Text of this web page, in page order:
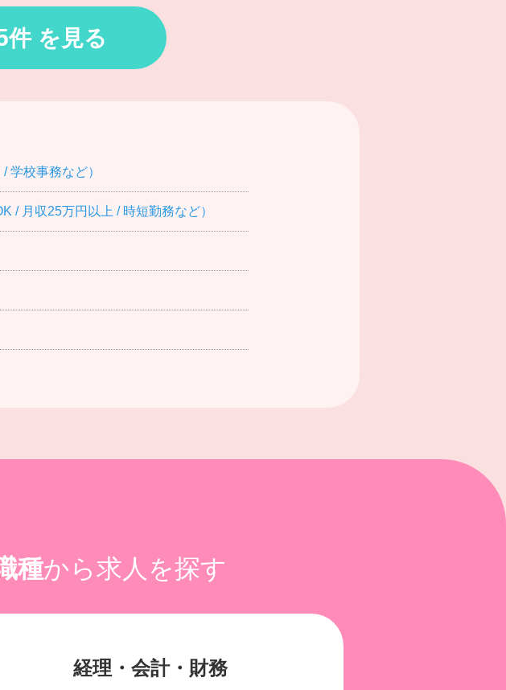
件 を見る
学校事務など）
/ 月収25万円以上 / 時短勤務など）
種から求人を探す
経理・会計・財務